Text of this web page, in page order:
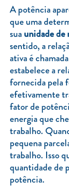
Clientes
Resolução
A potência
que uma
suaunidade de
sentido, a
ativa é
estabelece a
fornecida pela
efetivamente
fator de
energia que
trabalho.
pequena
trabalho. Isso
quantidade de
potência.